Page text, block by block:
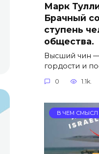
Марк
Брачный
ступень
общества.
Высший чин —
гордости и
0 1.1k.
В ЧЕМ СМЫСЛ